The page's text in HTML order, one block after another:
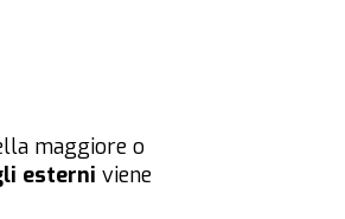
maggiore o
esterni viene